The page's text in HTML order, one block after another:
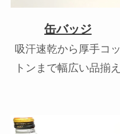
缶バッジ
吸汗速乾から厚手コッ
トンまで幅広い品揃え